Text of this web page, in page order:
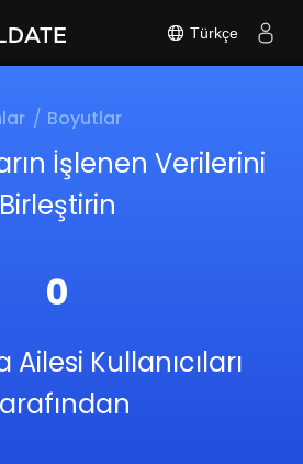
Türkçe
Boyutlar
İşlenen Verilerini
Birleştirin
0
Kullanıcıları